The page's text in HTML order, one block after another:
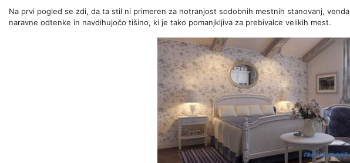
Na prvi pogled se zdi, da ta stil ni primeren za notranjost sodobnih mestnih stanovanj,
naravne odtenke in navdihujočo tišino, ki je tako pomanjkljiva za prebivalce velikih mest.